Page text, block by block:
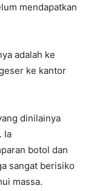
mendapatkan
adalah ke
ke kantor
dinilainya
Ia
botol dan
sangat berisiko
massa.